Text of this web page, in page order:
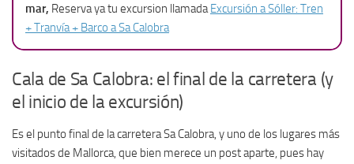
mar, Reserva ya tu excursion llamada Excursión a Sóller: Tren
+ Tranvía + Barco a Sa Calobra
Cala de Sa Calobra: el final de la carretera (y
el inicio de la excursión)
Es el punto final de la carretera Sa Calobra, y uno de los lugares más
visitados de Mallorca, que bien merece un post aparte, pues hay